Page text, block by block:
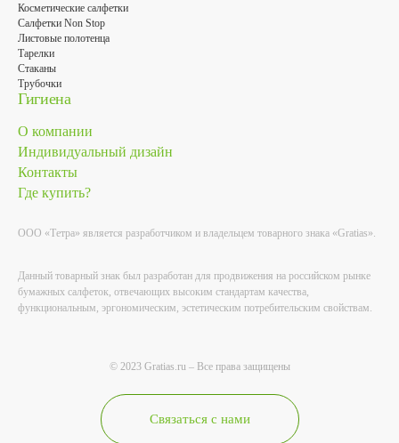
Косметические салфетки
Салфетки Non Stop
Листовые полотенца
Тарелки
Стаканы
Трубочки
Гигиена
О компании
Индивидуальный дизайн
Контакты
Где купить?
ООО «Тетра» является разработчиком и владельцем товарного знака «Gratias».
Данный товарный знак был разработан для продвижения на российском рынке
бумажных салфеток, отвечающих высоким стандартам качества,
функциональным, эргономическим, эстетическим потребительским свойствам.
© 2023 Gratias.ru – Все права защищены
Связаться с нами